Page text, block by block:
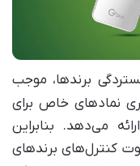
برند‌ها، موجب
نماد‌های خاص برای
می‌دهد. بنابراین
کنترل‌های برند‌های